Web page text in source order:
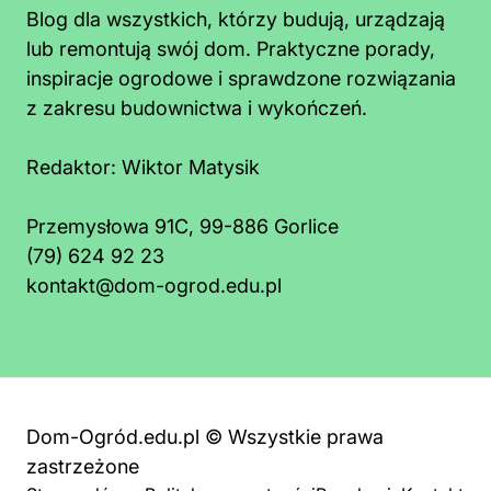
Blog dla wszystkich, którzy budują, urządzają
lub remontują swój dom. Praktyczne porady,
inspiracje ogrodowe i sprawdzone rozwiązania
z zakresu budownictwa i wykończeń.
Redaktor: Wiktor Matysik
Przemysłowa 91C, 99-886 Gorlice
(79) 624 92 23
kontakt@dom-ogrod.edu.pl
Dom-Ogród.edu.pl © Wszystkie prawa
zastrzeżone